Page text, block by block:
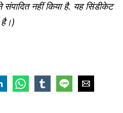
नहीं किया है. यह सिंडीकेट
है।)